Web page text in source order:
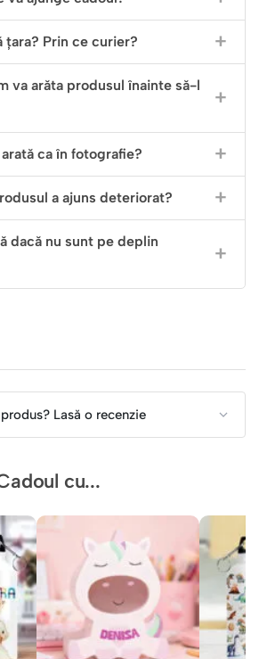
țara? Prin ce curier?
va arăta produsul înainte să-l
ca în fotografie?
a ajuns deteriorat?
dacă nu sunt pe deplin
Lasă o recenzie
cu...